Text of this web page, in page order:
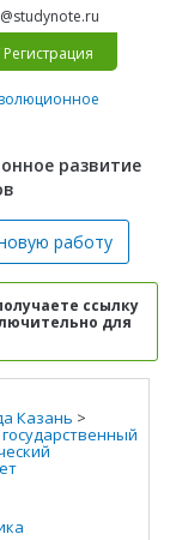
Регистрация
развитие
работу
ссылку
для
Казань >